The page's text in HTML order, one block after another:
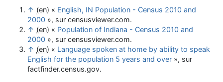
↑ (en) « English, IN Population - Census 2010 and
2000 », sur censusviewer.com.
↑ (en) « Population of Indiana - Census 2010 and
2000 », sur censusviewer.com.
↑ (en) « Language spoken at home by ability to speak
English for the population 5 years and over », sur
factfinder.census.gov.